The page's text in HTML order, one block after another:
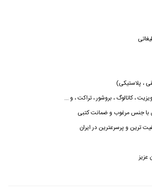
، پلاستیکی)
، کاتالوگ ، بروشور ، تراکت ، و ...
با جنس مرغوب و ضمانت کتبی
ترین و پرسرعترین در ایران
عزیز